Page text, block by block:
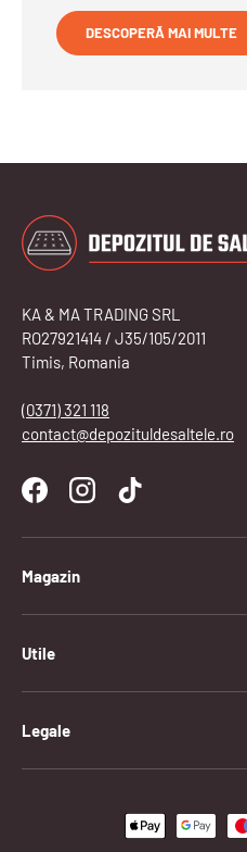
DESCOPERĂ MAI MULTE
KA & MA TRADING SRL
RO27921414 / J35/105/2011
Timis, Romania
(0371) 321 118
contact@depozituldesaltele.ro
FacebookInstagramTikTok
Magazin
Utile
Legale
Metode de plata acceptate